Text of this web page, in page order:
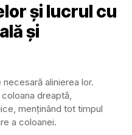
și lucrul cu
și
alinierea lor.
dreaptă,
menținând tot timpul
a coloanei.